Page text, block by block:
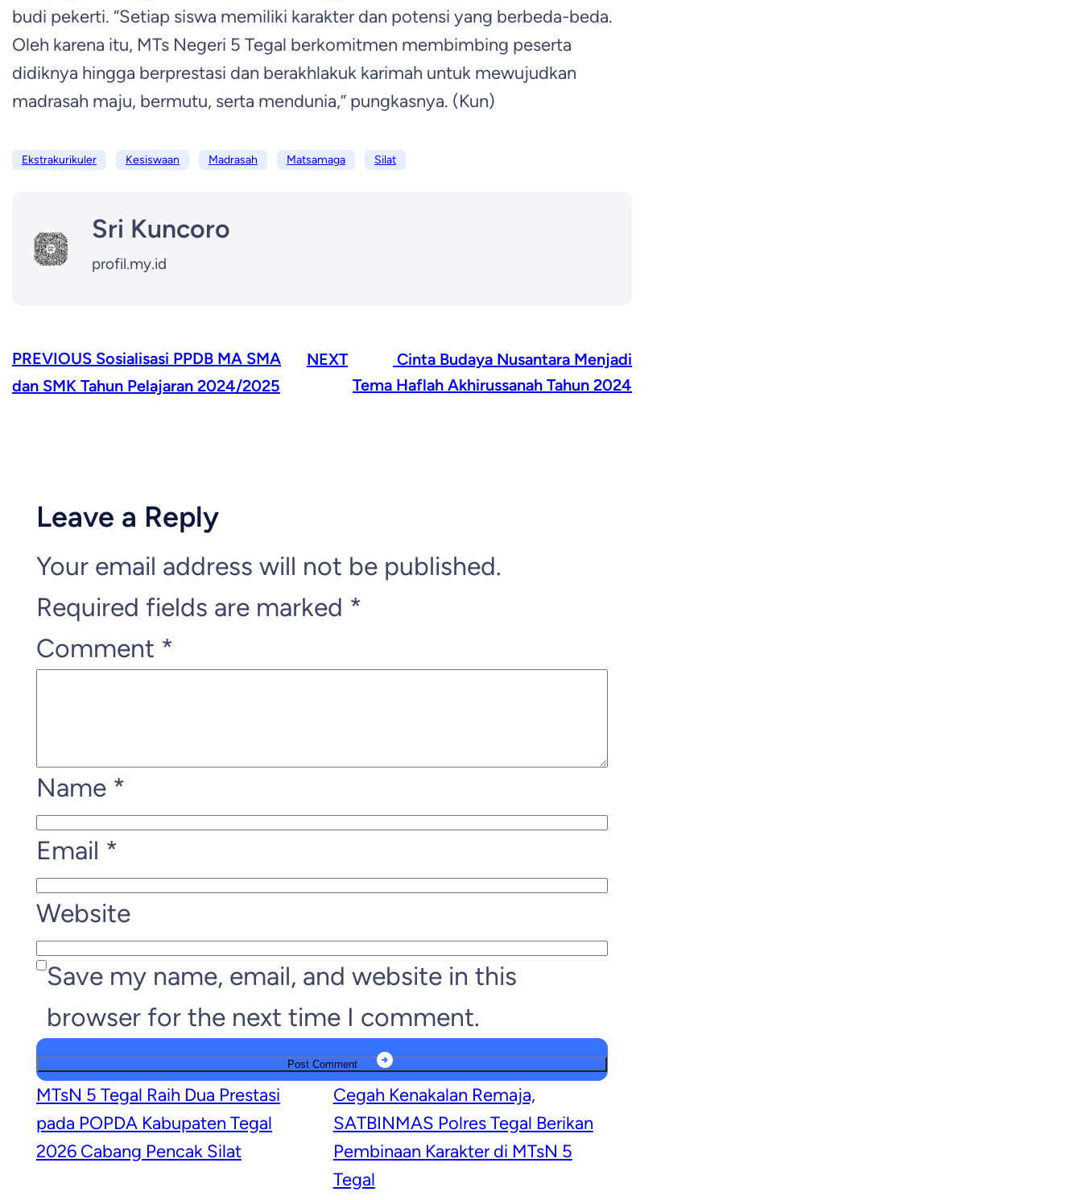
budi pekerti. “Setiap siswa memiliki karakter dan potensi yang berbeda-beda.
Oleh karena itu, MTs Negeri 5 Tegal berkomitmen membimbing peserta
didiknya hingga berprestasi dan berakhlakuk karimah untuk mewujudkan
madrasah maju, bermutu, serta mendunia,” pungkasnya. (Kun)
Ekstrakurikuler Kesiswaan Madrasah Matsamaga Silat
Sri Kuncoro
profil.my.id
PREVIOUS Sosialisasi PPDB MA SMA
dan SMK Tahun Pelajaran 2024/2025
NEXT
Cinta Budaya Nusantara Menjadi
Tema Haflah Akhirussanah Tahun 2024
Leave a Reply
Your email address will not be published.
Required fields are marked *
Comment *
Name *
Email *
Website
Save my name, email, and website in this
browser for the next time I comment.
MTsN 5 Tegal Raih Dua Prestasi
pada POPDA Kabupaten Tegal
2026 Cabang Pencak Silat
Cegah Kenakalan Remaja,
SATBINMAS Polres Tegal Berikan
Pembinaan Karakter di MTsN 5
Tegal